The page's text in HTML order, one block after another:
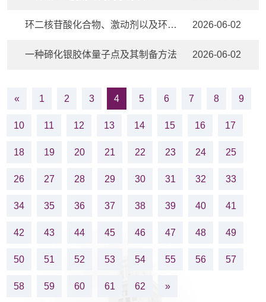
环二核苷酸化合物、激动剂以及环二核苷酸化合物的应用、一种药剂 2026-06-02
一种碲化银胶体量子点及其制备方法 2026-06-02
« 1 2 3 4 5 6 7 8 9
10 11 12 13 14 15 16 17
18 19 20 21 22 23 24 25
26 27 28 29 30 31 32 33
34 35 36 37 38 39 40 41
42 43 44 45 46 47 48 49
50 51 52 53 54 55 56 57
58 59 60 61 62 »